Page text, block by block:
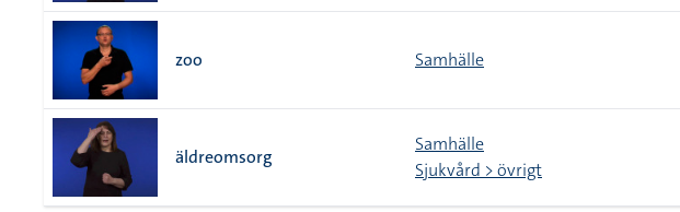
zoo Samhälle
äldreomsorg
Samhälle
Sjukvård > övrigt